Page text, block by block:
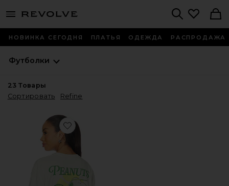
menu - shows more content
НОВИНКА СЕГОДНЯ ПЛАТЬЯ ОДЕЖДА РАСПРОДАЖА
Футболки
23 Товары
Сортировать
Refine
Favorite ФУТБОЛКА PEANUTS